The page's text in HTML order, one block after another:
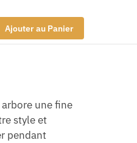
Ajouter au Panier
une fine
style et
pendant